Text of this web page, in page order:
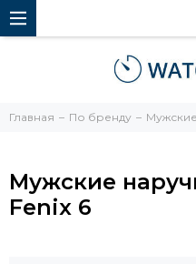
Главная По бренду Мужские
Мужские
Fenix 6